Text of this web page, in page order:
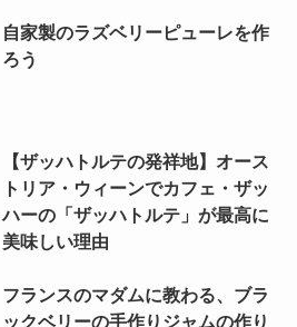
自家製のラズベリーピューレを作
ろう
【ザッハトルテの発祥地】オース
トリア・ウィーンでカフェ・ザッ
ハーの「ザッハトルテ」が最高に
美味しい理由
フランスのマダムに教わる、ブラ
ックベリーの手作りジャムの作り